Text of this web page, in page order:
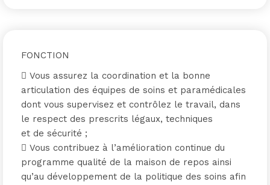
FONCTION
 Vous assurez la coordination et la bonne
articulation des équipes de soins et paramédicales
dont vous supervisez et contrôlez le travail, dans
le respect des prescrits légaux, techniques
et de sécurité ;
 Vous contribuez à l’amélioration continue du
programme qualité de la maison de repos ainsi
qu’au développement de la politique des soins afin